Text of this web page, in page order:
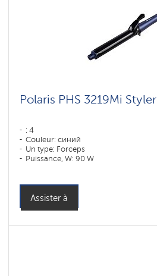
Polaris PHS 3219Mi Styler
: 4
Couleur: синий
Un type: Forceps
Puissance, W: 90 W
Assister à